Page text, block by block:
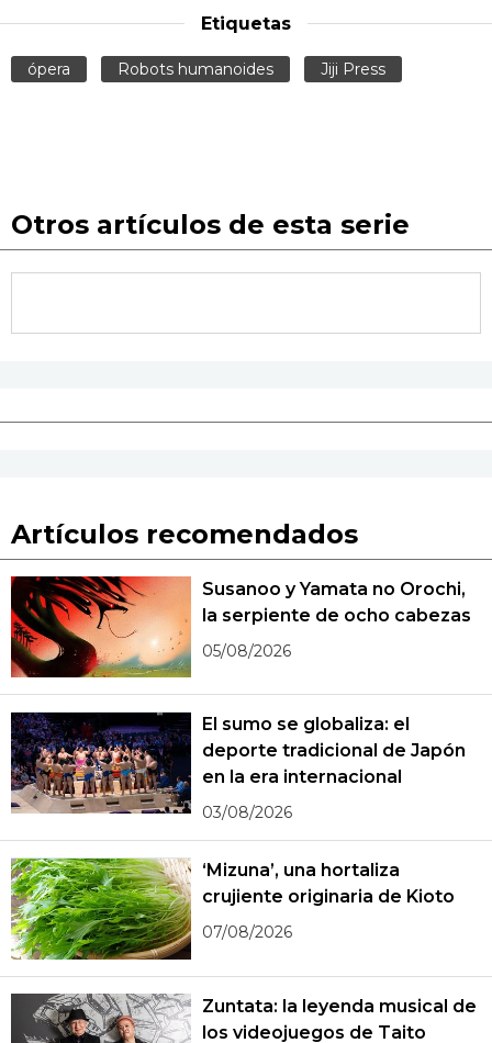
Etiquetas
ópera Robots humanoides Jiji Press
Otros artículos de esta serie
Artículos recomendados
Susanoo y Yamata no Orochi,
la serpiente de ocho cabezas
05/08/2026
El sumo se globaliza: el
deporte tradicional de Japón
en la era internacional
03/08/2026
‘Mizuna’, una hortaliza
crujiente originaria de Kioto
07/08/2026
Zuntata: la leyenda musical de
los videojuegos de Taito